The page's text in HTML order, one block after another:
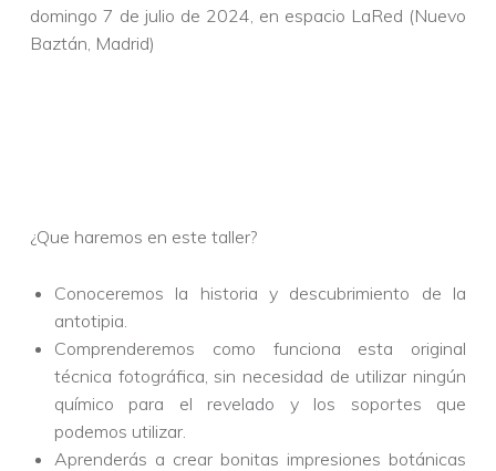
domingo 7 de julio de 2024, en espacio LaRed (Nuevo
Baztán, Madrid)
¿Que haremos en este taller?
Conoceremos la historia y descubrimiento de la
antotipia.
Comprenderemos como funciona esta original
técnica fotográfica, sin necesidad de utilizar ningún
químico para el revelado y los soportes que
podemos utilizar.
Aprenderás a crear bonitas impresiones botánicas